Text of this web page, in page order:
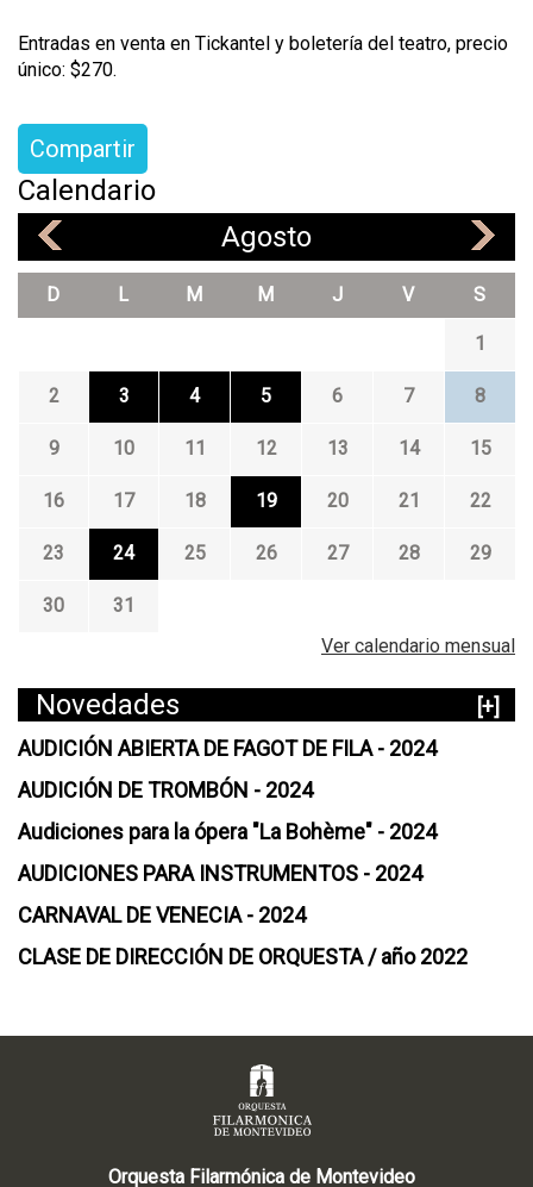
Entradas en venta en Tickantel y boletería del teatro, precio
único: $270.
Compartir
Calendario
Agosto
D L M M J V S
1
2 3 4 5 6 7 8
9 10 11 12 13 14 15
16 17 18 19 20 21 22
23 24 25 26 27 28 29
30
31
Ver calendario mensual
Novedades
[+]
AUDICIÓN ABIERTA DE FAGOT DE FILA - 2024
AUDICIÓN DE TROMBÓN - 2024
Audiciones para la ópera "La Bohème" - 2024
AUDICIONES PARA INSTRUMENTOS - 2024
CARNAVAL DE VENECIA - 2024
CLASE DE DIRECCIÓN DE ORQUESTA / año 2022
Orquesta Filarmónica de Montevideo